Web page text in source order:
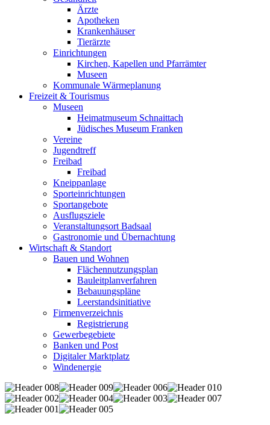
Ärzte
Apotheken
Krankenhäuser
Tierärzte
Einrichtungen
Kirchen, Kapellen und Pfarrämter
Museen
Kommunale Wärmeplanung
Freizeit & Tourismus
Museen
Heimatmuseum Schnaittach
Jüdisches Museum Franken
Vereine
Jugendtreff
Freibad
Freibad
Kneippanlage
Sporteinrichtungen
Sportangebote
Ausflugsziele
Veranstaltungsort Badsaal
Gastronomie und Übernachtung
Wirtschaft & Standort
Bauen und Wohnen
Flächennutzungsplan
Bauleitplanverfahren
Bebauungspläne
Leerstandsinitiative
Firmenverzeichnis
Registrierung
Gewerbegebiete
Banken und Post
Digitaler Marktplatz
Windenergie